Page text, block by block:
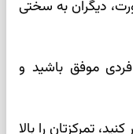
دیگران به سختی
موفق باشید و
تمرکزتان را بالا